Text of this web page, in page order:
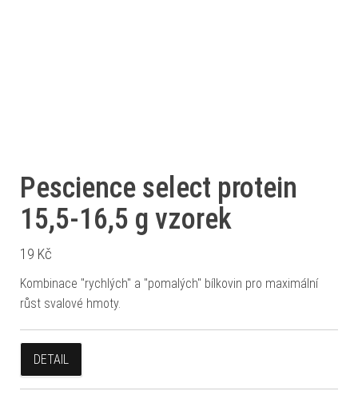
Pescience select protein
15,5-16,5 g vzorek
19 Kč
Kombinace "rychlých" a "pomalých" bílkovin pro maximální
růst svalové hmoty.
DETAIL